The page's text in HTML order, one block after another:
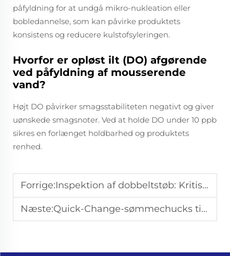
påfyldning for at undgå mikro-nukleation eller
bobledannelse, som kan påvirke produktets
konsistens og reducere kulstofsyleringen.
Hvorfor er opløst ilt (DO) afgørende
ved påfyldning af mousserende
vand?
Højt DO påvirker smagsstabiliteten negativt og giver
uønskede smagsnoter. Ved at holde DO under 10 ppb
sikres en forlænget holdbarhed og produktets
renhed.
Forrige:Inspektion af dobbeltstøb: Kritiske parametre for dåseforseglingens kvalitet
Næste:Quick-Change-sømmechucks til multiformat-dåseproduktionslinjer